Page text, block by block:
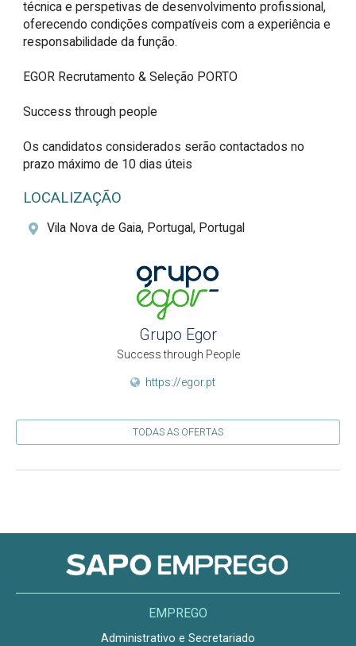
técnica e perspetivas de desenvolvimento profissional,
oferecendo condições compatíveis com a experiência e
responsabilidade da função.
EGOR Recrutamento & Seleção PORTO
Success through people
Os candidatos considerados serão contactados no
prazo máximo de 10 dias úteis
LOCALIZAÇÃO
Vila Nova de Gaia, Portugal, Portugal
Grupo Egor
Success through People
https://egor.pt
TODAS AS OFERTAS
EMPREGO
Administrativo e Secretariado